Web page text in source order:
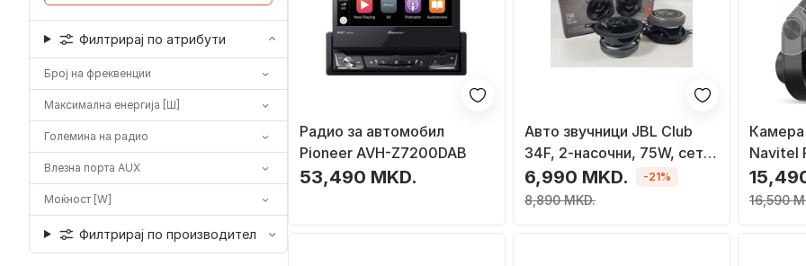
Филтрирај по атрибути
Број на фреквенции
Максимална енергија [Ш]
Големина на радио
Влезна порта AUX
Моќност [W]
Филтрирај по производител
Радио за автомобил
Pioneer AVH-Z7200DAB
53,490 MKD.
Авто звучници JBL Club
34F, 2-насочни, 75W, сет 2
парчиња
6,990 MKD.
8,890 MKD.
-21%
Камера
Navitel
16,590